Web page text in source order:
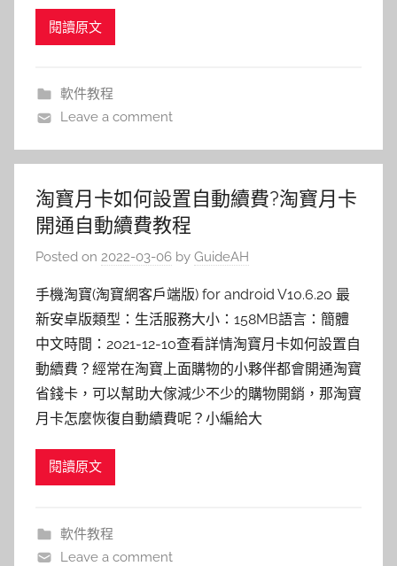
閱讀原文
軟件教程
Leave a comment
淘寶月卡如何設置自動續費?淘寶月卡
開通自動續費教程
Posted on 2022-03-06 by GuideAH
手機淘寶(淘寶網客戶端版) for android V10.6.20 最
新安卓版類型：生活服務大小：158MB語言：簡體
中文時間：2021-12-10查看詳情淘寶月卡如何設置自
動續費？經常在淘寶上面購物的小夥伴都會開通淘寶
省錢卡，可以幫助大傢減少不少的購物開銷，那淘寶
月卡怎麼恢復自動續費呢？小編給大
閱讀原文
軟件教程
Leave a comment